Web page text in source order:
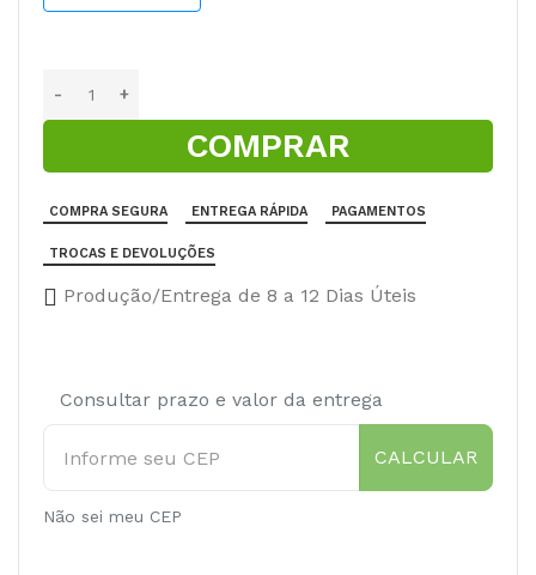
COMPRAR
COMPRA SEGURA ENTREGA RÁPIDA PAGAMENTOS
TROCAS E DEVOLUÇÕES
Produção/Entrega de 8 a 12 Dias Úteis
Consultar prazo e valor da entrega
CALCULAR
Não sei meu CEP